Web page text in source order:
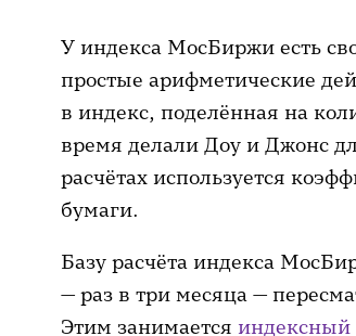
У индекса МосБиржи есть
простые арифметические
в индекс, поделённая на
время делали Доу и Джонс
расчётах используется
бумаги.
Базу расчёта индекса
— раз в три месяца —
Этим занимается индексный